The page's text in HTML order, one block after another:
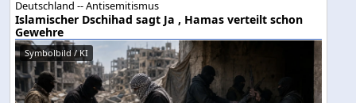
Deutschland -- Antisemitismus
Islamischer Dschihad sagt Ja , Hamas verteilt schon
Gewehre
Symbolbild / KI